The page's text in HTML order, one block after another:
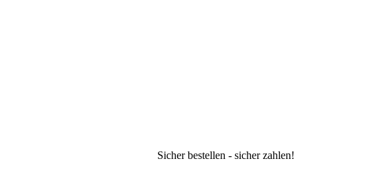
Sicher bestellen - sicher zahlen!